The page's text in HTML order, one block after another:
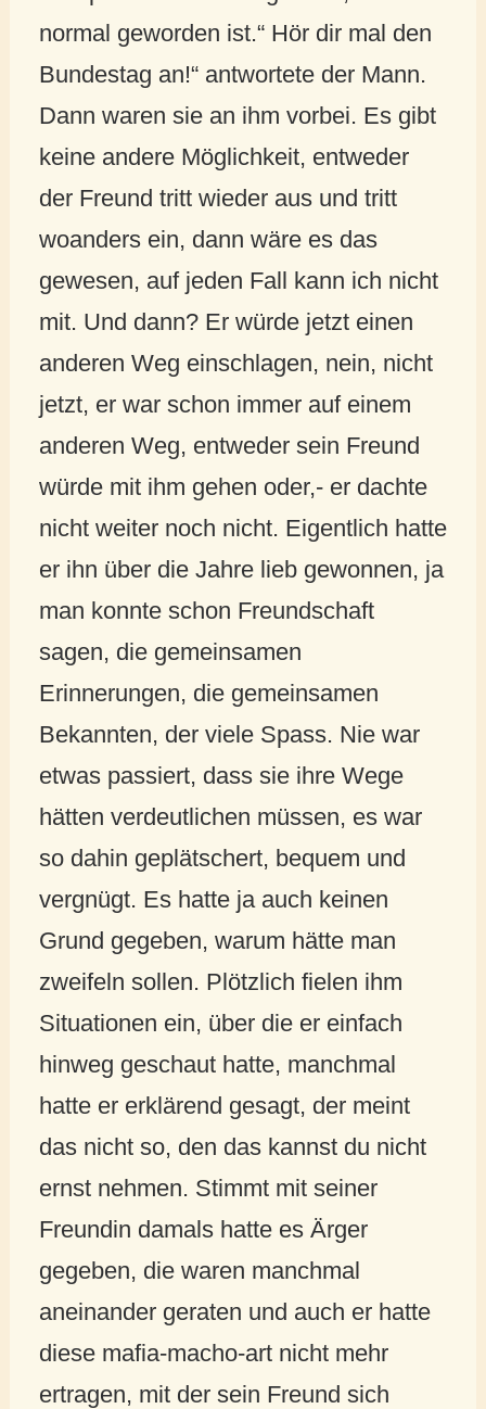
normal geworden ist.“ Hör dir mal den
Bundestag an!“ antwortete der Mann.
Dann waren sie an ihm vorbei. Es gibt
keine andere Möglichkeit, entweder
der Freund tritt wieder aus und tritt
woanders ein, dann wäre es das
gewesen, auf jeden Fall kann ich nicht
mit. Und dann? Er würde jetzt einen
anderen Weg einschlagen, nein, nicht
jetzt, er war schon immer auf einem
anderen Weg, entweder sein Freund
würde mit ihm gehen oder,- er dachte
nicht weiter noch nicht. Eigentlich hatte
er ihn über die Jahre lieb gewonnen, ja
man konnte schon Freundschaft
sagen, die gemeinsamen
Erinnerungen, die gemeinsamen
Bekannten, der viele Spass. Nie war
etwas passiert, dass sie ihre Wege
hätten verdeutlichen müssen, es war
so dahin geplätschert, bequem und
vergnügt. Es hatte ja auch keinen
Grund gegeben, warum hätte man
zweifeln sollen. Plötzlich fielen ihm
Situationen ein, über die er einfach
hinweg geschaut hatte, manchmal
hatte er erklärend gesagt, der meint
das nicht so, den das kannst du nicht
ernst nehmen. Stimmt mit seiner
Freundin damals hatte es Ärger
gegeben, die waren manchmal
aneinander geraten und auch er hatte
diese mafia-macho-art nicht mehr
ertragen, mit der sein Freund sich